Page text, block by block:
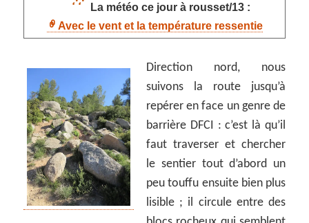
La météo ce jour à rousset/13 :
Avec le vent et la température ressentie
Direction nord, nous
suivons la route jusqu’à
repérer en face un genre de
barrière DFCI : c’est là qu’il
faut traverser et chercher
le sentier tout d’abord un
peu touffu ensuite bien plus
lisible ; il circule entre des